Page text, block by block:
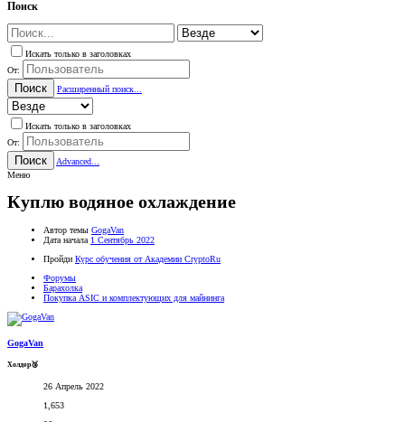
Поиск
Искать только в заголовках
От:
Поиск Расширенный поиск...
Искать только в заголовках
От:
Поиск
Advanced...
Меню
Куплю водяное охлаждение
Автор темы GogaVan
Дата начала 1 Сентябрь 2022
Пройди Курс обучения от Академии CryptoRu
Форумы
Барахолка
Покупка ASIC и комплектующих для майнинга
GogaVan
Холдер🥉
26 Апрель 2022
1,653